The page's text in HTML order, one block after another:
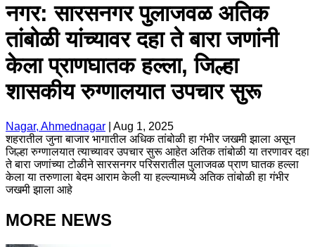
नगर: सारसनगर पुलाजवळ अतिक
तांबोळी यांच्यावर दहा ते बारा जणांनी
केला प्राणघातक हल्ला, जिल्हा
शासकीय रुग्णालयात उपचार सुरू
Nagar, Ahmednagar
Aug 1, 2025
शहरातील जुना बाजार भागातील अधिक तांबोळी हा गंभीर जखमी झाला असून
जिल्हा रुग्णालयात त्याच्यावर उपचार सुरू आहेत अतिक तांबोळी या तरणावर दहा
ते बारा जणांच्या टोळीने सारसनगर परिसरातील पुलाजवळ प्राण घातक हल्ला
केला या तरुणाला बेदम आराम केली या हल्ल्यामध्ये अतिक तांबोळी हा गंभीर
जखमी झाला आहे
MORE NEWS